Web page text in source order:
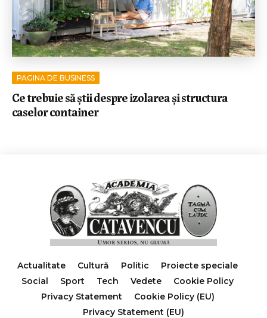
PAGINA DE BUSINESS
Ce trebuie să știi despre izolarea și structura
caselor container
Actualitate Cultură Politic
Proiecte speciale
Social
Sport Tech Vedete
Cookie Policy
Privacy Statement
Cookie Policy (EU)
Privacy Statement (EU)